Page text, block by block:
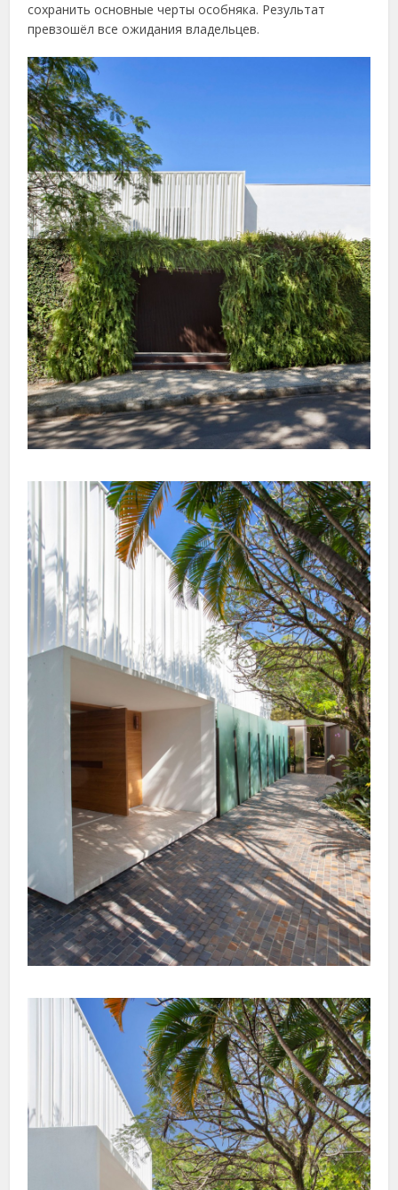
сохранить основные черты особняка. Результат
превзошёл все ожидания владельцев.